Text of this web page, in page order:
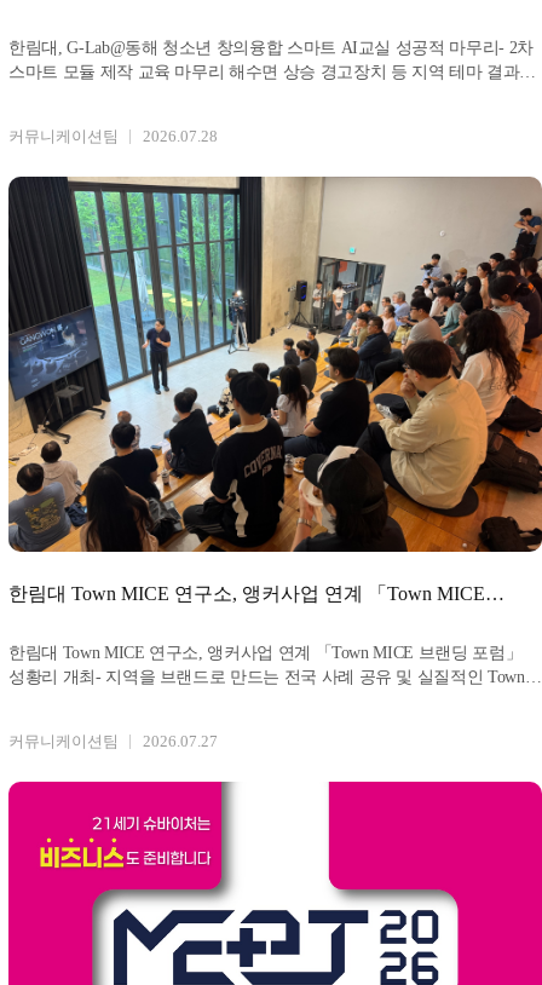
한림대, G-Lab@동해 청소년 창의융합 스마트 AI교실 성공적 마무리- 2차
스마트 모듈 제작 교육 마무리 해수면 상승 경고장치 등 지역 테마 결과물
커뮤니케이션팀 2026.07.28
한림대 Town MICE 연구소, 앵커사업 연계 「Town MICE
한림대 Town MICE 연구소, 앵커사업 연계 「Town MICE 브랜딩 포럼」
성황리 개최- 지역을 브랜드로 만드는 전국 사례 공유 및 실질적인 Town
커뮤니케이션팀 2026.07.27